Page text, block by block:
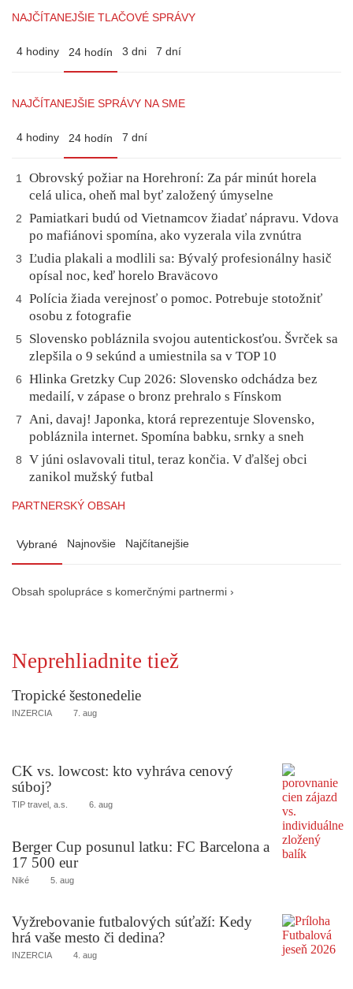
NAJČÍTANEJŠIE TLAČOVÉ SPRÁVY
4 hodiny 24 hodín 3 dni 7 dní
NAJČÍTANEJŠIE SPRÁVY NA SME
4 hodiny 24 hodín 7 dní
1
Obrovský požiar na Horehroní: Za pár minút horela
celá ulica, oheň mal byť založený úmyselne
2
Pamiatkari budú od Vietnamcov žiadať nápravu. Vdova
po mafiánovi spomína, ako vyzerala vila zvnútra
3
Ľudia plakali a modlili sa: Bývalý profesionálny hasič
opísal noc, keď horelo Braväcovo
4 Polícia žiada verejnosť o pomoc. Potrebuje stotožniť
osobu z fotografie
5
Slovensko pobláznila svojou autentickosťou. Švrček sa
zlepšila o 9 sekúnd a umiestnila sa v TOP 10
6
Hlinka Gretzky Cup 2026: Slovensko odchádza bez
medailí, v zápase o bronz prehralo s Fínskom
7
Ani, davaj! Japonka, ktorá reprezentuje Slovensko,
pobláznila internet. Spomína babku, srnky a sneh
8
V júni oslavovali titul, teraz končia. V ďalšej obci
zanikol mužský futbal
PARTNERSKÝ OBSAH
Vybrané Najnovšie Najčítanejšie
Obsah spolupráce s komerčnými partnermi ›
Neprehliadnite tiež
Tropické šestonedelie
INZERCIA 7. aug
CK vs. lowcost: kto vyhráva cenový
súboj?
TIP travel, a.s. 6. aug
Berger Cup posunul latku: FC Barcelona a
17 500 eur
Niké 5. aug
Vyžrebovanie futbalových súťaží: Kedy
hrá vaše mesto či dedina?
INZERCIA 4. aug